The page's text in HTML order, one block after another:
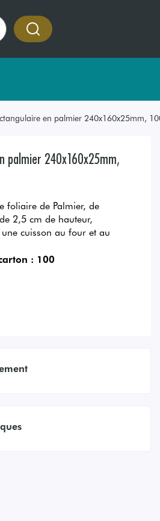
en palmier 240x160x25mm,
palmier 240x160x25mm,
foliaire de Palmier, de
2,5 cm de hauteur,
cuisson au four et au
: 100